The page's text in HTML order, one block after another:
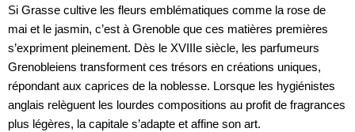
Si Grasse cultive les fleurs emblématiques comme la rose de
mai et le jasmin, c’est à Grenoble que ces matières premières
s’expriment pleinement. Dès le XVIIIe siècle, les parfumeurs
Grenobleiens transforment ces trésors en créations uniques,
répondant aux caprices de la noblesse. Lorsque les hygiénistes
anglais relèguent les lourdes compositions au profit de fragrances
plus légères, la capitale s’adapte et affine son art.